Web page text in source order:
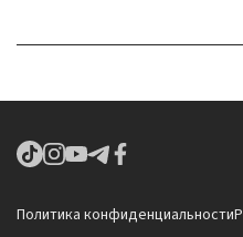
Политика конфиденциальности